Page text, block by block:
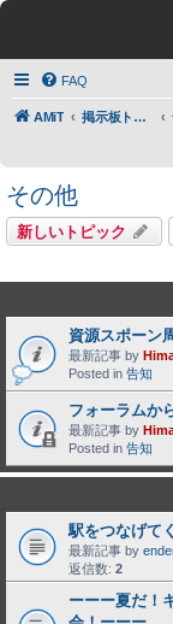
FAQ
AMiT 掲示板トップ
その他
新しいトピック
資源スポーン
最新記事 by
Posted in 告知
フォーラムか
最新記事 by
Posted in 告知
駅をつなげて
最新記事 by
返信数: 2
ーーー夏だ！